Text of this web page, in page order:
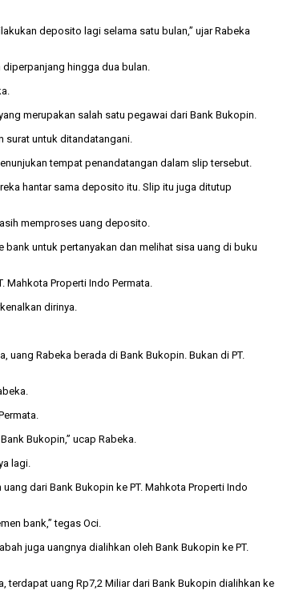
deposito lagi selama satu bulan,” ujar Rabeka
hingga dua bulan.
merupakan salah satu pegawai dari Bank Bukopin.
surat untuk ditandatangani.
tempat penandatangan dalam slip tersebut.
hantar sama deposito itu. Slip itu juga ditutup
memproses uang deposito.
untuk pertanyakan dan melihat sisa uang di buku
Mahkota Properti Indo Permata.
dirinya.
uang Rabeka berada di Bank Bukopin. Bukan di PT.
Bukopin,” ucap Rabeka.
lagi.
dari Bank Bukopin ke PT. Mahkota Properti Indo
bank,” tegas Oci.
juga uangnya dialihkan oleh Bank Bukopin ke PT.
terdapat uang Rp7,2 Miliar dari Bank Bukopin dialihkan ke